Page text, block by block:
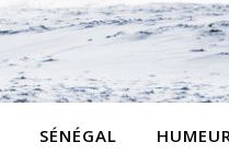
SÉNÉGAL